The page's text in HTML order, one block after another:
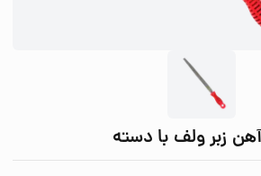
زبر ولف با دسته